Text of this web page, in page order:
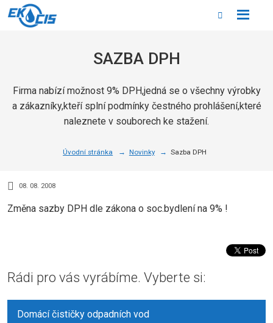
SAZBA DPH
Firma nabízí možnost 9% DPH,jedná se o všechny výrobky
a zákazníky,kteří splní podmínky čestného prohlášení,které
naleznete v souborech ke stažení.
Úvodní stránka Novinky Sazba DPH
08. 08. 2008
Změna sazby DPH dle zákona o soc.bydlení na 9% !
Rádi pro vás vyrábíme. Vyberte si:
Domácí čističky odpadních vod